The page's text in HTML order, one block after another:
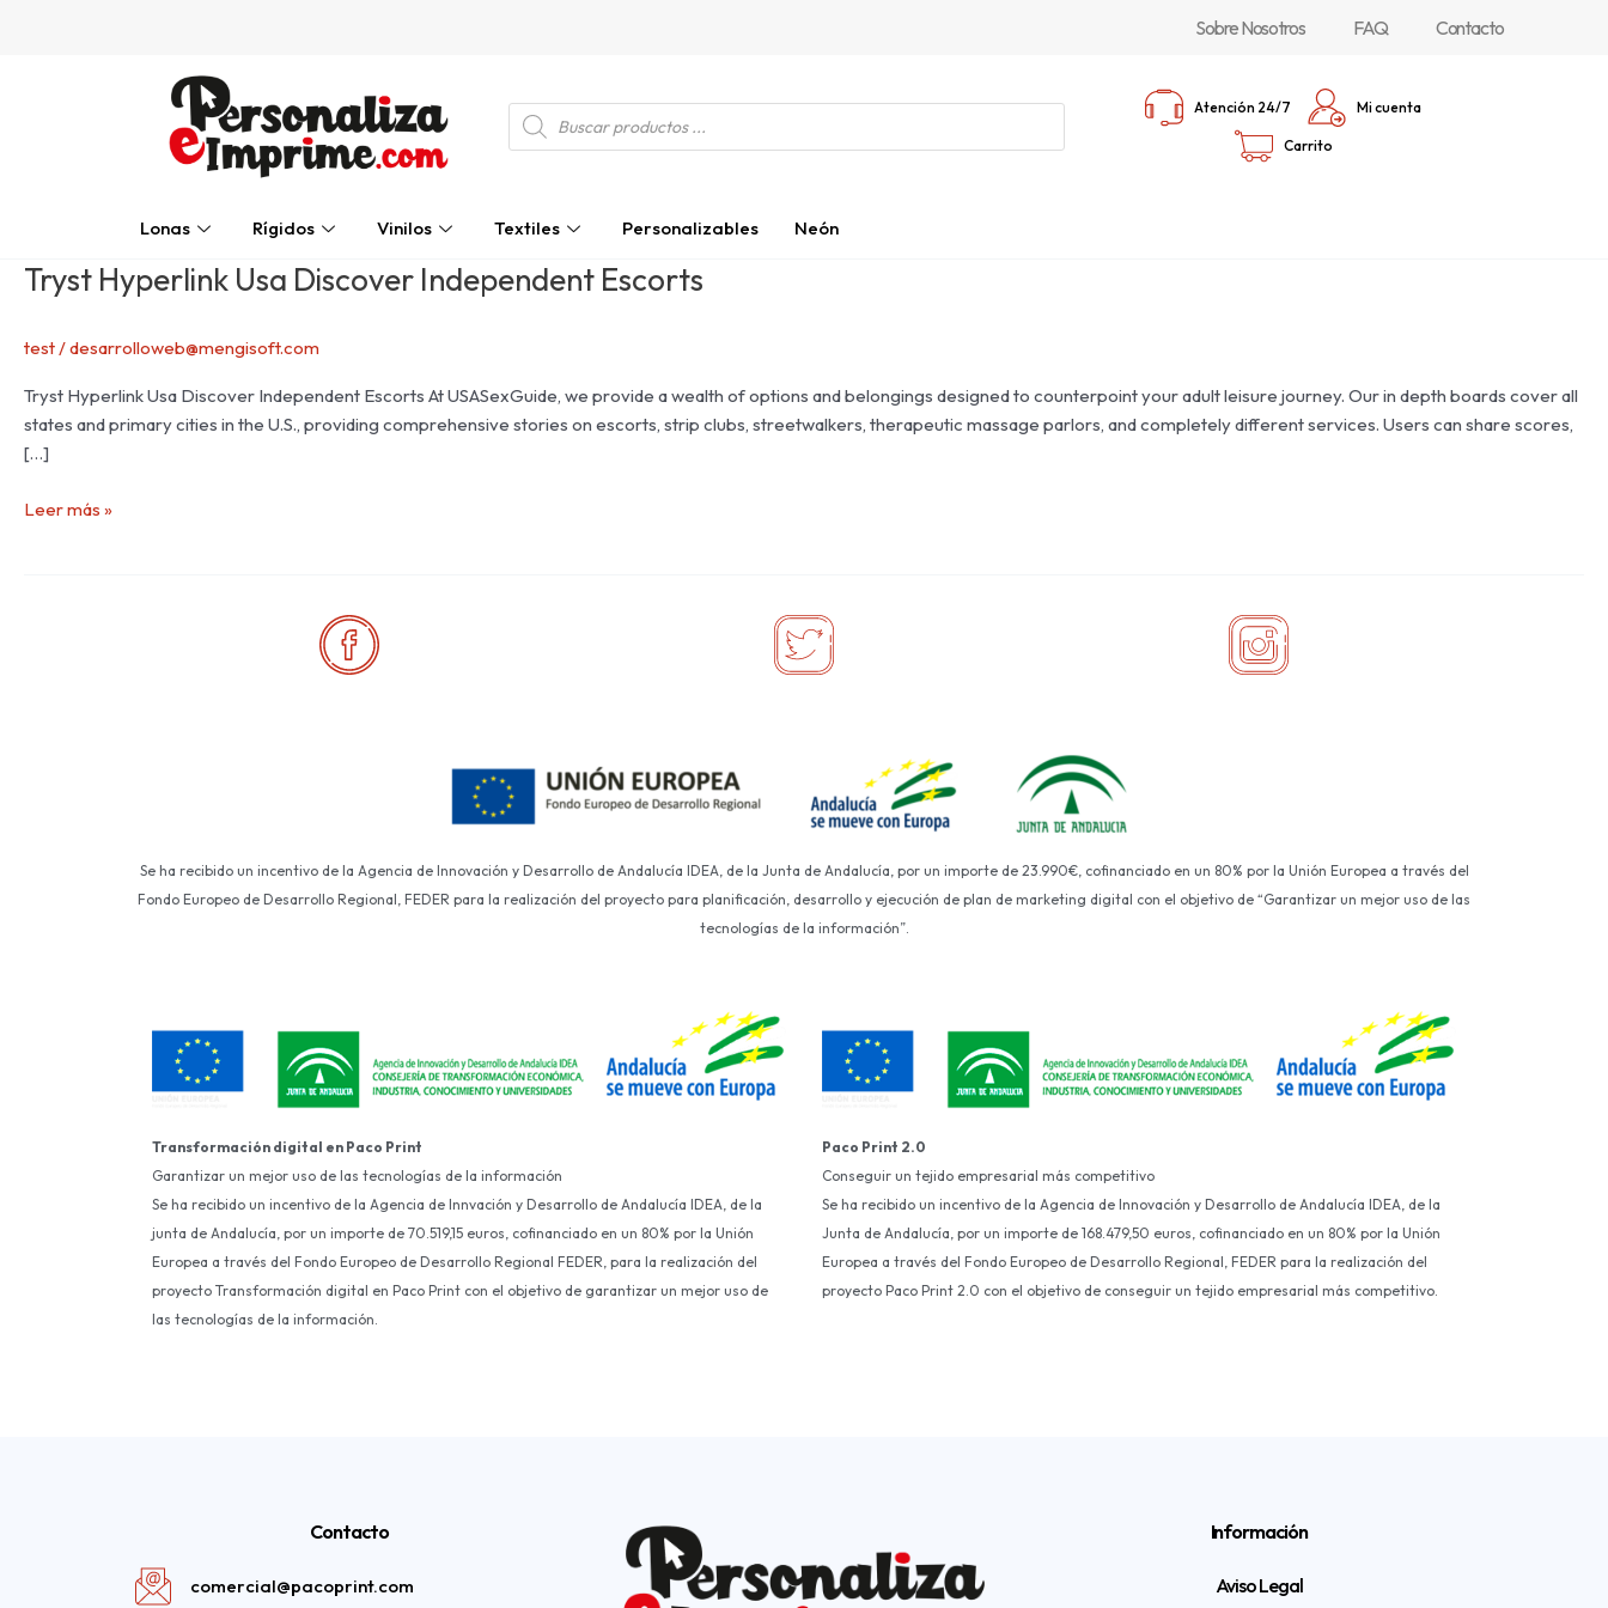
Sobre Nosotros FAQ Contacto
Búsqueda
de
productos
Atención 24/7 Mi cuenta
Carrito
Lonas Rígidos Vinilos Textiles Personalizables Neón
Tryst Hyperlink Usa Discover Independent Escorts
test/desarrolloweb@mengisoft.com
Tryst Hyperlink Usa Discover Independent Escorts At USASexGuide, we provide a wealth of options and belongings designed to counterpoint your adult leisure journey. Our in depth boards cover all
states and primary cities in the U.S., providing comprehensive stories on escorts, strip clubs, streetwalkers, therapeutic massage parlors, and completely different services. Users can share scores,
[…]
Tryst
Hyperlink
Discover
Independent
Escorts
Leer más »
Se ha recibido un incentivo de la Agencia de Innovación y Desarrollo de Andalucía IDEA, de la Junta de Andalucía, por un importe de 23.990€, cofinanciado en un 80% por la Unión Europea a través del
Fondo Europeo de Desarrollo Regional, FEDER para la realización del proyecto para planificación, desarrollo y ejecución de plan de marketing digital con el objetivo de “Garantizar un mejor uso de las
tecnologías de la información”.
Transformación digital en Paco Print
Garantizar un mejor uso de las tecnologías de la información
Se ha recibido un incentivo de la Agencia de Innvación y Desarrollo de Andalucía IDEA, de la
junta de Andalucía, por un importe de 70.519,15 euros, cofinanciado en un 80% por la Unión
Europea a través del Fondo Europeo de Desarrollo Regional FEDER, para la realización del
proyecto Transformación digital en Paco Print con el objetivo de garantizar un mejor uso de
las tecnologías de la información.
Paco Print 2.0
Conseguir un tejido empresarial más competitivo
Se ha recibido un incentivo de la Agencia de Innovación y Desarrollo de Andalucía IDEA, de la
Junta de Andalucía, por un importe de 168.479,50 euros, cofinanciado en un 80% por la Unión
Europea a través del Fondo Europeo de Desarrollo Regional, FEDER para la realización del
proyecto Paco Print 2.0 con el objetivo de conseguir un tejido empresarial más competitivo.
Contacto
comercial@pacoprint.com
Información
Aviso Legal